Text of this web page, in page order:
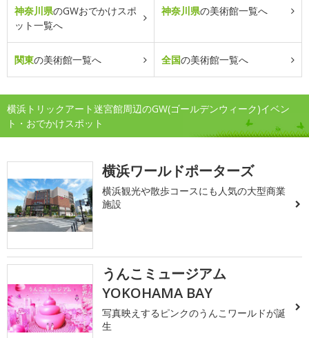
神奈川県のGWおでかけスポ
ット一覧へ
神奈川県の美術館一覧へ
関東の美術館一覧へ 全国の美術館一覧へ
横浜トリックアート迷宮館周辺のGW(ゴールデンウィーク)イベン
ト・おでかけスポット
横浜ワールドポーターズ
横浜観光や散歩コースにも人気の大型商業
施設
うんこミュージアム
YOKOHAMA BAY
写真映えするピンクのうんこワールドが誕
生